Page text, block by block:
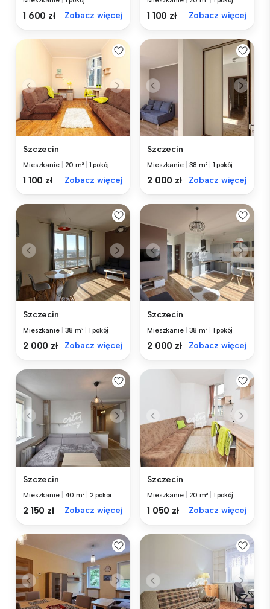
1 600 zł Zobacz więcej 1 100 zł Zobacz więcej
Szczecin
Mieszkanie 20 m² 1 pokój
1 100 zł Zobacz więcej
Szczecin
Mieszkanie 38 m² 1 pokój
2 000 zł Zobacz więcej
Szczecin
Mieszkanie 38 m² 1 pokój
2 000 zł Zobacz więcej
Szczecin
Mieszkanie 38 m² 1 pokój
2 000 zł Zobacz więcej
Szczecin
Mieszkanie 40 m² 2 pokoi
2 150 zł Zobacz więcej
Szczecin
Mieszkanie 20 m² 1 pokój
1 050 zł Zobacz więcej